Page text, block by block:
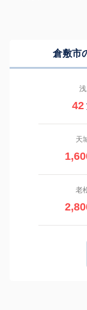
倉敷市
42
天
老